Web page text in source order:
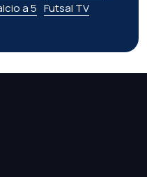
a 5 Futsal TV